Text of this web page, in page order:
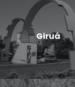
Giruá